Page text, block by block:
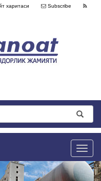
харитаси Subscribe
Toggle